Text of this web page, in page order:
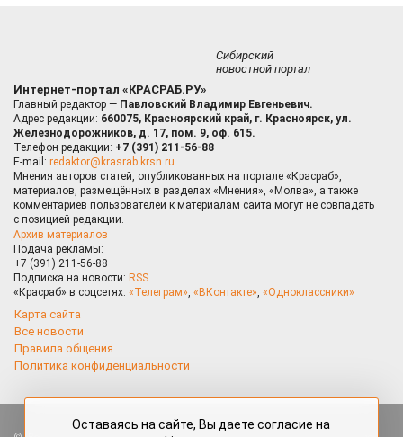
Сибирский
новостной портал
Интернет-портал «КРАСРАБ.РУ»
Главный редактор — Павловский Владимир Евгеньевич.
Адрес редакции: 660075, Красноярский край, г. Красноярск, ул.
Железнодорожников, д. 17, пом. 9, оф. 615.
Телефон редакции: +7 (391) 211-56-88
E-mail: redaktor@krasrab.krsn.ru
Мнения авторов статей, опубликованных на портале «Красраб»,
материалов, размещённых в разделах «Мнения», «Молва», а также
комментариев пользователей к материалам сайта могут не совпадать
с позицией редакции.
Архив материалов
Подача рекламы:
+7 (391) 211-56-88
Подписка на новости: RSS
«Красраб» в соцсетях: «Телеграм», «ВКонтакте», «Одноклассники»
Карта сайта
Все новости
Правила общения
Политика конфиденциальности
Оставаясь на сайте, Вы даете согласие на